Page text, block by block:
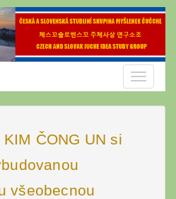
Toggle
ČONG UN si
všeobecnou